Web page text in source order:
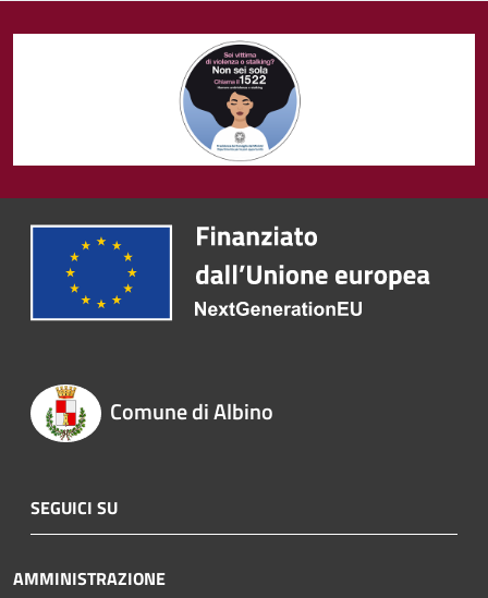
Comune di Albino
SEGUICI SU
AMMINISTRAZIONE